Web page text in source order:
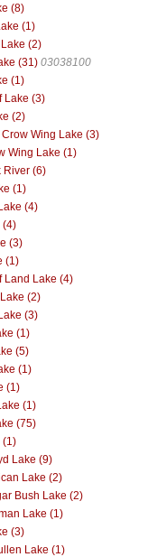
(8)
(1)
(2)
(31) 03038100
(1)
Lake (3)
(2)
Wing Lake (3)
Wing Lake (1)
River (6)
(1)
(4)
(4)
(3)
(1)
Land Lake (4)
(2)
(3)
(1)
(5)
(1)
(1)
(1)
(75)
(1)
Lake (9)
Lake (2)
Bush Lake (2)
Lake (1)
(3)
Lake (1)